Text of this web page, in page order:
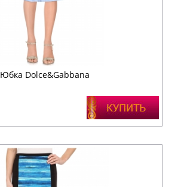
Юбка Dolce&Gabbana